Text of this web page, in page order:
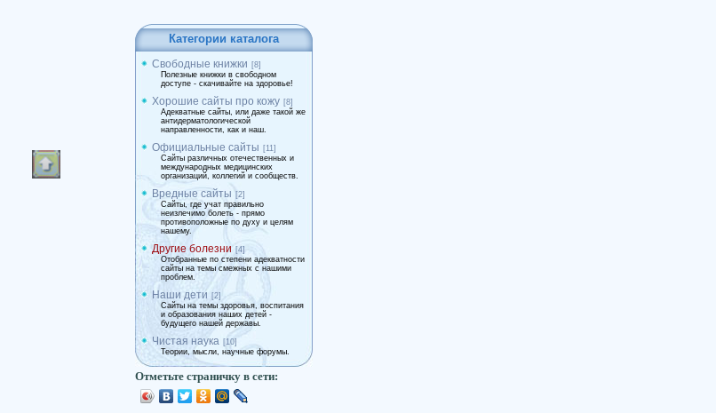
Категории каталога
Свободные книжки [8]
Полезные книжки в свободном
доступе - скачивайте на здоровье!
Хорошие сайты про кожу [8]
Адекватные сайты, или даже такой же
антидерматологической
направленности, как и наш.
Официальные сайты [11]
Сайты различных отечественных и
международных медицинских
организаций, коллегий и сообществ.
Вредные сайты [2]
Сайты, где учат правильно
неизлечимо болеть - прямо
противоположные по духу и целям
нашему.
Другие болезни [4]
Отобранные по степени адекватности
сайты на темы смежных с нашими
проблем.
Наши дети [2]
Сайты на темы здоровья, воспитания
и образования наших детей -
будущего нашей державы.
Чистая наука [10]
Теории, мысли, научные форумы.
Отметьте страничку в сети: